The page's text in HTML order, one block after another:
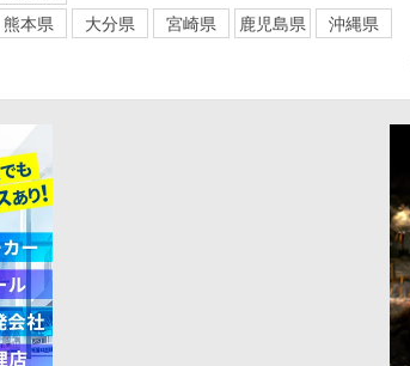
熊本県 大分県 宮崎県 鹿児島県 沖縄県